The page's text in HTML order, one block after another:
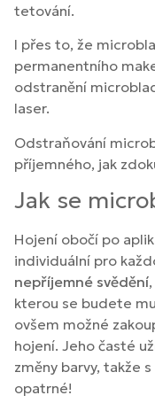
tetování.
I přes to, že
permanentního
odstranění
laser.
Odstraňování
příjemného, jak
Jak se
Hojení obočí po
individuální pro
nepříjemné svědění
kterou se budete
ovšem možné
hojení. Jeho časté
změny barvy, takže
opatrné!